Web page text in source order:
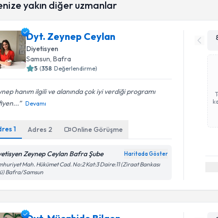
yakın diğer uzmanlar
Dyt. Zeynep Ceylan
Diyetisyen
Samsun,Bafra
5 (358 Değerlendirme)
hanım ilgili ve alanında çok iyi verdiği programı
Devamı
1 Adres 2 Online Görüşme
Zeynep Ceylan Bafra Şube Haritada Göster
Mah. Hükümet Cad. No:2 Kat:3 Daire:11 (Ziraat Bankası
Bafra/Samsun